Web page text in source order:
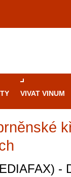
VIVAT VINUM
-
Od